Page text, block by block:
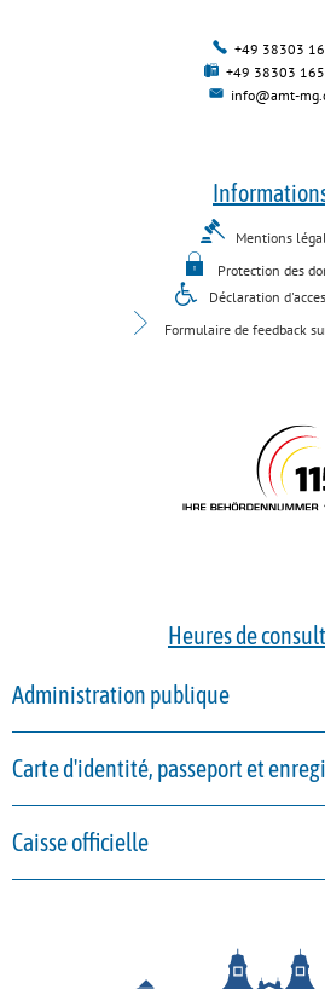
+49 38303
+49 38303
info@amt-
Mentions
Protection des
Déclaration
Formulaire de feedback
Heures de
Administration publique
Carte d'identité, passeport et
Caisse officielle